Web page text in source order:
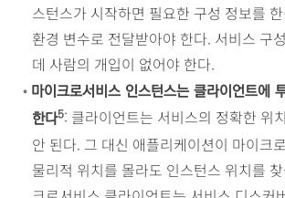
스턴스가 시작하면 필요한 구성 정보를
환경 변수로 전달받아야 한다. 서비스 구
데 사람의 개입이 없어야 한다.
• 마이크로서비스 인스턴스는 클라이언트에
한다5: 클라이언트는 서비스의 정확한 위
안 된다. 그 대신 애플리케이션이 마이크
물리적 위치를 몰라도 인스턴스 위치를